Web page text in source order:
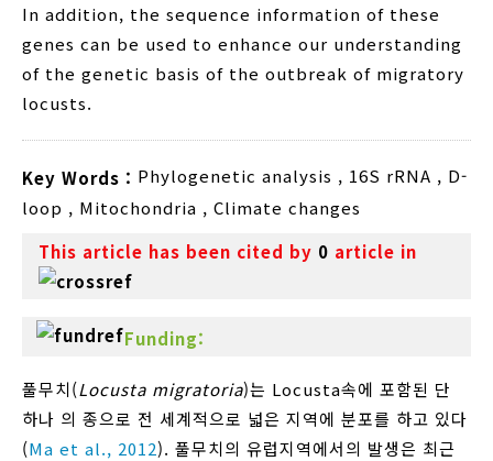
In addition, the sequence information of these
genes can be used to enhance our understanding
of the genetic basis of the outbreak of migratory
locusts.
Key Words : Phylogenetic analysis , 16S rRNA , D-
loop , Mitochondria , Climate changes
This article has been cited by 0 article in
Funding:
풀무치(Locusta migratoria)는 Locusta속에 포함된 단
하나 의 종으로 전 세계적으로 넓은 지역에 분포를 하고 있다
(Ma et al., 2012). 풀무치의 유럽지역에서의 발생은 최근